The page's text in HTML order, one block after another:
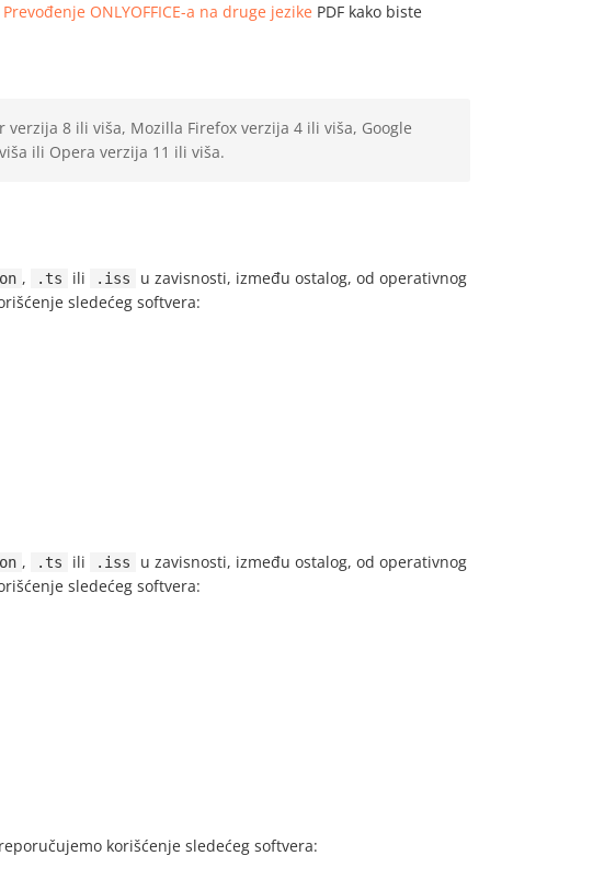
Prevođenje ONLYOFFICE-a na druge jezike PDF kako biste
8 ili viša, Mozilla Firefox verzija 4 ili viša, Google
ili Opera verzija 11 ili viša.
, .ts ili .iss
u zavisnosti, između ostalog, od operativnog
sledećeg softvera:
, .ts ili .iss
u zavisnosti, između ostalog, od operativnog
sledećeg softvera:
korišćenje sledećeg softvera: